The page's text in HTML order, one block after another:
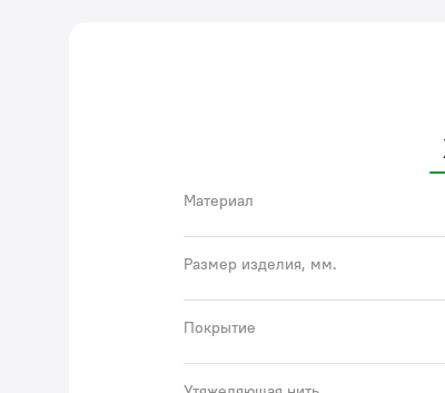
Материал
Размер изделия, мм.
Покрытие